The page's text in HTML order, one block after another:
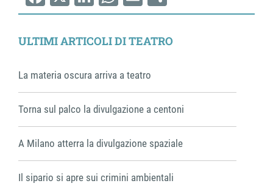
Facebook
X LinkedIn
WhatsApp
EmailShare
ULTIMI ARTICOLI DI TEATRO
La materia oscura arriva a teatro
Torna sul palco la divulgazione a centoni
A Milano atterra la divulgazione spaziale
Il sipario si apre sui crimini ambientali